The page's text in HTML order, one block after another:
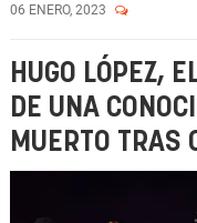
06 ENERO, 2023
HUGO LÓPEZ,
DE UNA
MUERTO TRAS